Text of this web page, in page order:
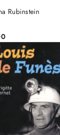
Rubinstein
NIEDOSTĘPNY